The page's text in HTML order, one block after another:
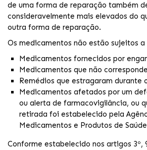
de uma forma de reparação também
consideravelmente mais elevados do
outra forma de reparação.
Os medicamentos não estão sujeitos
Medicamentos fornecidos por
Medicamentos que não
Remédios que estragaram durante
Medicamentos afetados por um
ou alerta de farmacovigilância, ou
retirada foi estabelecido pela
Medicamentos e Produtos de
Conforme estabelecido nos artigos 3º,